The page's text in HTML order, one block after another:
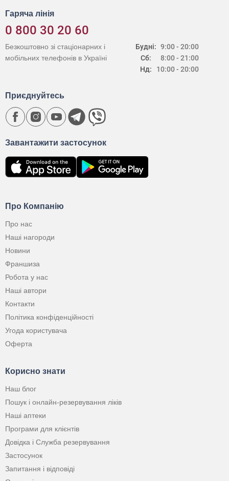
Гаряча лінія
0 800 30 20 60
Будні:
Сб:
Нд:
9:00 - 20:00
8:00 - 21:00
10:00 - 20:00
Безкоштовно зі стаціонарних і
мобільних телефонів в Україні
Про Компанію
Про нас
Наші нагороди
Новини
Франшиза
Робота у нас
Наші автори
Контакти
Політика конфіденційності
Угода користувача
Оферта
Корисно знати
Наш блог
Пошук і онлайн-резервування ліків
Наші аптеки
Програми для клієнтів
Довідка і Служба резервування
Застосунок
Запитання і відповіді
Завантажити застосунок
Приєднуйтесь